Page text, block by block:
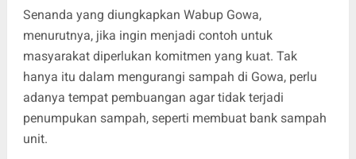
Senanda yang diungkapkan Wabup Gowa,
menurutnya, jika ingin menjadi contoh untuk
masyarakat diperlukan komitmen yang kuat. Tak
hanya itu dalam mengurangi sampah di Gowa, perlu
adanya tempat pembuangan agar tidak terjadi
penumpukan sampah, seperti membuat bank sampah
unit.